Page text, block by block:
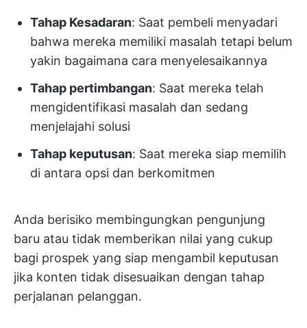
Tahap Kesadaran: Saat pembeli menyadari
bahwa mereka memiliki masalah tetapi belum
yakin bagaimana cara menyelesaikannya
Tahap pertimbangan: Saat mereka telah
mengidentifikasi masalah dan sedang
menjelajahi solusi
Tahap keputusan: Saat mereka siap memilih
di antara opsi dan berkomitmen
Anda berisiko membingungkan pengunjung
baru atau tidak memberikan nilai yang cukup
bagi prospek yang siap mengambil keputusan
jika konten tidak disesuaikan dengan tahap
perjalanan pelanggan.